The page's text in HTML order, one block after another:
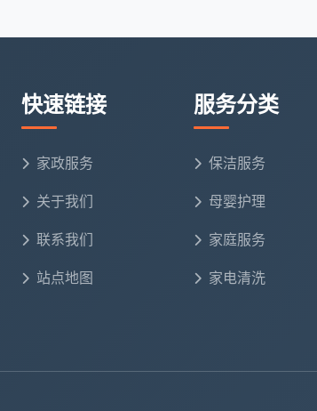
具包
同材质采用专用清洁剂：
快速链接
家政服务
关于我们
联系我们
站点地图
服务分类
保洁服务
母婴护理
家庭服务
家电清洗